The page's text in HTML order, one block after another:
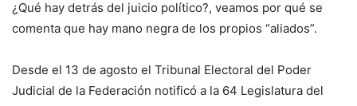
¿Qué hay detrás del juicio político?, veamos por qué se
comenta que hay mano negra de los propios “aliados”.
Desde el 13 de agosto el Tribunal Electoral del Poder
Judicial de la Federación notificó a la 64 Legislatura del